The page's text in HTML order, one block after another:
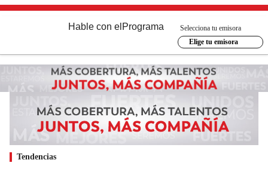
Hable con el Programa
Selecciona tu emisora
Elige tu emisora
Tendencias